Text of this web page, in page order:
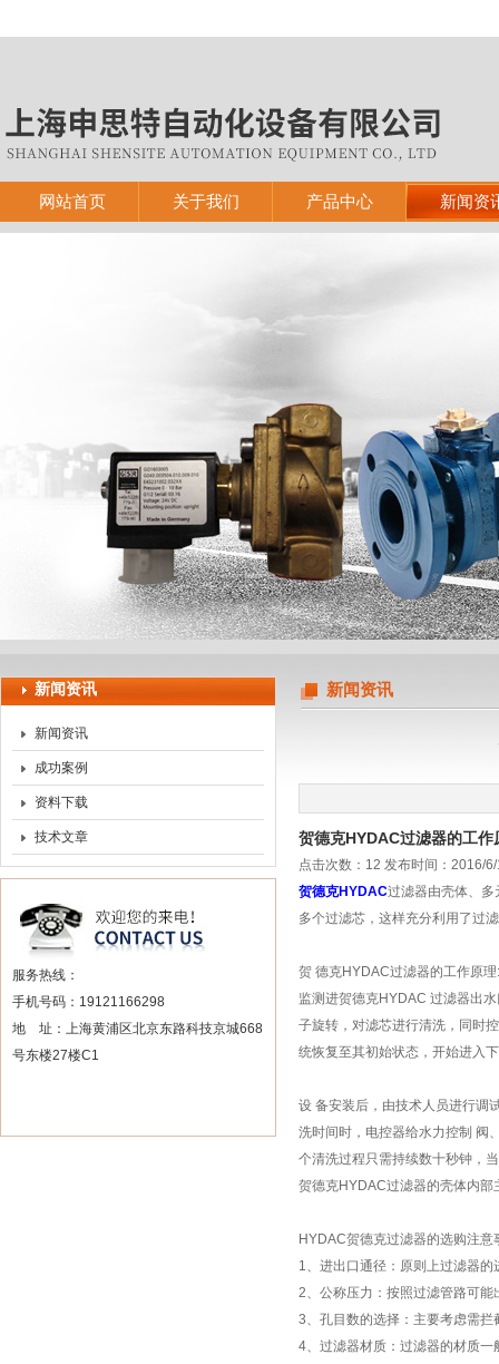
上海申思特自动化设备有限公司
网站首页 关于我们 产品中心 新闻资
新闻资讯
新闻资讯
成功案例
资料下载
技术文章
服务热线：
手机号码：19121166298
地 址：上海黄浦区北京东路科技京城668
号东楼27楼C1
新闻资讯
贺德克HYDAC过滤器的工
点击次数：12 发布时间：2016/
贺德克HYDAC过滤器由壳体、
多个过滤芯，这样充分利用了过
贺 德克HYDAC过滤器的工作原
监测进贺德克HYDAC 过滤器出
子旋转，对滤芯进行清洗，同时
统恢复至其初始状态，开始进入
设 备安装后，由技术人员进行调
洗时间时，电控器给水力控制 阀
个清洗过程只需持续数十秒钟，
贺德克HYDAC过滤器的壳体内
HYDAC贺德克过滤器的选购注意
1、进出口通径：原则上过滤器
2、公称压力：按照过滤管路可
3、孔目数的选择：主要考虑需拦
4、过滤器材质：过滤器的材质